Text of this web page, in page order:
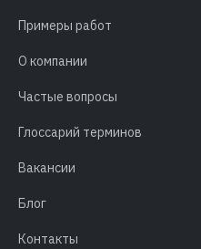
Примеры работ
О компании
Частые вопросы
Глоссарий терминов
Вакансии
Блог
Контакты